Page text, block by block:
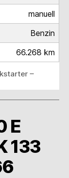
manuell
Benzin
66.268 km
–
E
133